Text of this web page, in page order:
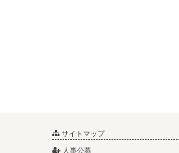
サイトマップ
人事公募